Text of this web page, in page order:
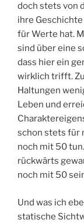
doch stets von
ihre
für Werte hat.
sind über eine
dass hier ein
wirklich trifft.
Haltungen
Leben und
schon stets für
noch mit 50
rückwärts
noch mit 50
Und was ich
statische